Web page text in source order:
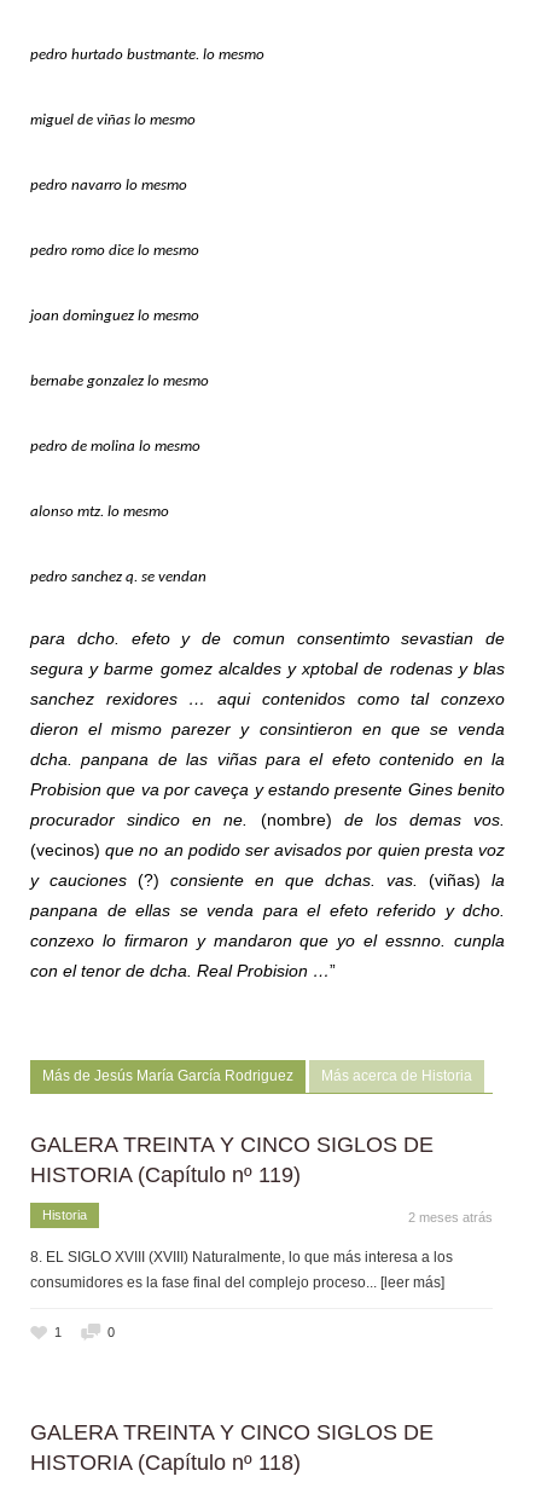
pedro hurtado bustmante. lo mesmo
miguel de viñas lo mesmo
pedro navarro lo mesmo
pedro romo dice lo mesmo
joan dominguez lo mesmo
bernabe gonzalez lo mesmo
pedro de molina lo mesmo
alonso mtz. lo mesmo
pedro sanchez q. se vendan
para dcho. efeto y de comun consentimto sevastian de
segura y barme gomez alcaldes y xptobal de rodenas y blas
sanchez rexidores … aqui contenidos como tal conzexo
dieron el mismo parezer y consintieron en que se venda
dcha. panpana de las viñas para el efeto contenido en la
Probision que va por caveça y estando presente Gines benito
procurador sindico en ne. (nombre) de los demas vos.
(vecinos)que no an podido ser avisados por quien presta voz
y cauciones (?) consiente en que dchas. vas. (viñas) la
panpana de ellas se venda para el efeto referido y dcho.
conzexo lo firmaron y mandaron que yo el essnno. cunpla
con el tenor de dcha. Real Probision …”
Más de Jesús María García Rodriguez Más acerca de Historia
GALERA TREINTA Y CINCO SIGLOS DE
HISTORIA (Capítulo nº 119)
Historia 2 meses atrás
8. EL SIGLO XVIII (XVIII) Naturalmente, lo que más interesa a los
consumidores es la fase final del complejo proceso... [leer más]
1 0
GALERA TREINTA Y CINCO SIGLOS DE
HISTORIA (Capítulo nº 118)